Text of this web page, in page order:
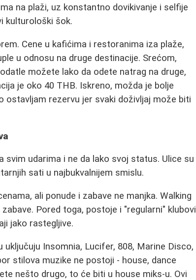
na plaži, uz konstantno dovikivanje i selfije
kulturološki šok.
Cene u kafićima i restoranima iza plaže,
u odnosu na druge destinacije. Srećom,
možete lako da odete natrag na druge,
je oko 40 THB. Iskreno, možda je bolje
ostavljam rezervu jer svaki doživljaj može biti
svim udarima i ne da lako svoj status. Ulice su
sati u najbukvalnijem smislu.
ali ponude i zabave ne manjka. Walking
Pored toga, postoje i "regularni" klubovi
jako rastegljive.
Insomnia, Lucifer, 808, Marine Disco,
stilova muzike ne postoji - house, dance
nešto drugo, to će biti u house miks-u. Ovi